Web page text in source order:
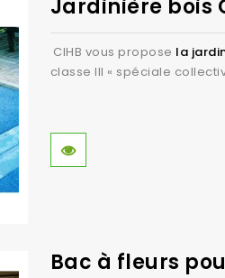
Jardinière bois
CIHB vous propose la
classe III « spéciale
Bac à fleurs